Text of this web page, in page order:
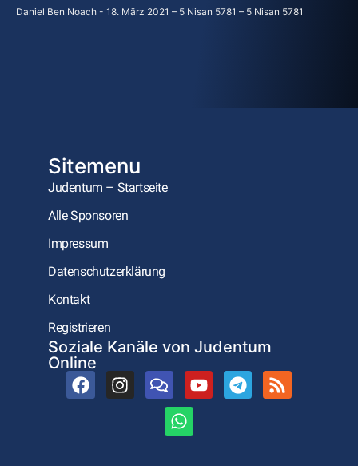
Daniel Ben Noach 18. März 2021 – 5 Nisan 5781 – 5 Nisan 5781
Sitemenu
Judentum – Startseite
Alle Sponsoren
Impressum
Datenschutzerklärung
Kontakt
Registrieren
Soziale Kanäle von Judentum
Online